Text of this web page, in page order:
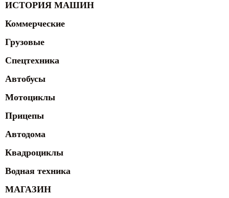
ИСТОРИЯ МАШИН
Коммерческие
Грузовые
Спецтехника
Автобусы
Мотоциклы
Прицепы
Автодома
Квадроциклы
Водная техника
МАГАЗИН